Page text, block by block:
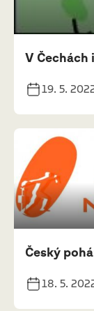
V Čechách
19. 5.
Český
18. 5.